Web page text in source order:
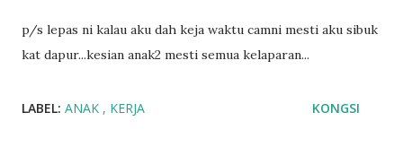
p/s lepas ni kalau aku dah keja waktu camni mesti aku sibuk
kat dapur...kesian anak2 mesti semua kelaparan...
LABEL: ANAK KERJA KONGSI